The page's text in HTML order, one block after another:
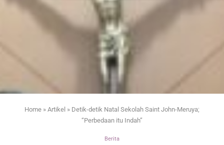
Home » Artikel » Detik-detik Natal Sekolah Saint John-Meruya;
“Perbedaan itu Indah”
Berita